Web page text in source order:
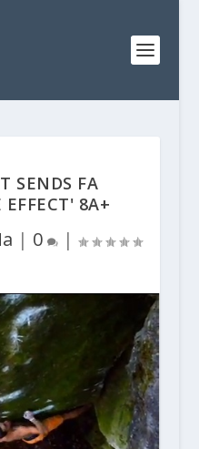
SENDS FA
EFFECT' 8A+
| 0 |